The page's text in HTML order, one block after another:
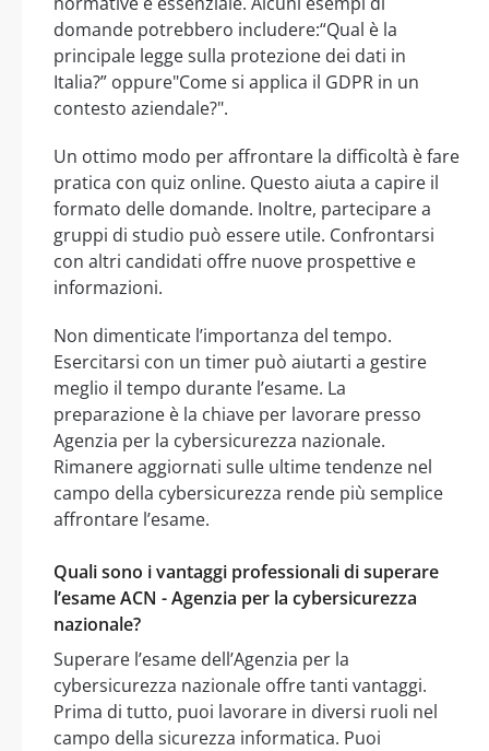
domande potrebbero includere:“Qual è la
principale legge sulla protezione dei dati in
Italia?” oppure"Come si applica il GDPR in un
contesto aziendale?".
Un ottimo modo per affrontare la difficoltà è fare
pratica con quiz online. Questo aiuta a capire il
formato delle domande. Inoltre, partecipare a
gruppi di studio può essere utile. Confrontarsi
con altri candidati offre nuove prospettive e
informazioni.
Non dimenticate l’importanza del tempo.
Esercitarsi con un timer può aiutarti a gestire
meglio il tempo durante l’esame. La
preparazione è la chiave per lavorare presso
Agenzia per la cybersicurezza nazionale.
Rimanere aggiornati sulle ultime tendenze nel
campo della cybersicurezza rende più semplice
affrontare l’esame.
Quali sono i vantaggi professionali di superare
l’esame ACN - Agenzia per la cybersicurezza
nazionale?
Superare l’esame dell’Agenzia per la
cybersicurezza nazionale offre tanti vantaggi.
Prima di tutto, puoi lavorare in diversi ruoli nel
campo della sicurezza informatica. Puoi